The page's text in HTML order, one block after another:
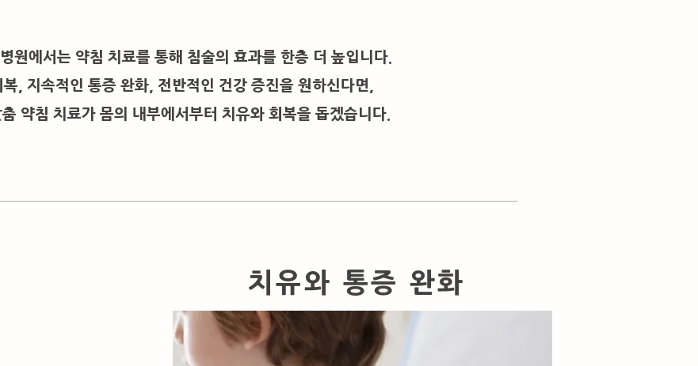
원에서는 약침 치료를 통해 침술의 효과를 한층 더 높입니다.
복, 지속적인 통증 완화, 전반적인 건강 증진을 원하신다면,
약침 치료가 몸의 내부에서부터 치유와 회복을 돕겠습니다.
치유와 통증 완화